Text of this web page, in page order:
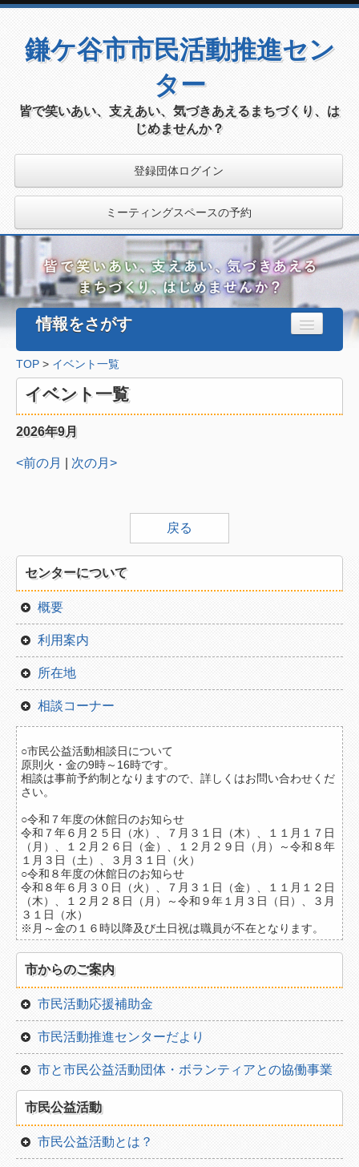
鎌ケ谷市市民活動推進セン
ター
皆で笑いあい、支えあい、気づきあえるまちづくり、は
じめませんか？
登録団体ログイン
ミーティングスペースの予約
情報をさがす
分野から
福祉
こども
環境
中間支援
分野一覧
地域から
東部
西部
南部
北部
地域一覧
日付から
今月
翌月
翌々月
種別から
お知らせ
イベント情報
助成金情報
団体一覧から
TOP > イベント一覧
イベント一覧
2026年9月
<前の月 次の月>
戻る
センターについて
概要
利用案内
所在地
相談コーナー
○市民公益活動相談日について
原則火・金の9時～16時です。
相談は事前予約制となりますので、詳しくはお問い合わせくだ
さい。
○令和７年度の休館日のお知らせ
令和７年６月２５日（水）、７月３１日（木）、１１月１７日
（月）、１２月２６日（金）、１２月２９日（月）～令和８年
１月３日（土）、３月３１日（火）
○令和８年度の休館日のお知らせ
令和８年６月３０日（火）、７月３１日（金）、１１月１２日
（木）、１２月２８日（月）～令和９年１月３日（日）、３月
３１日（水）
※月～金の１６時以降及び土日祝は職員が不在となります。
市からのご案内
市民活動応援補助金
市民活動推進センターだより
市と市民公益活動団体・ボランティアとの協働事業
市民公益活動
市民公益活動とは？